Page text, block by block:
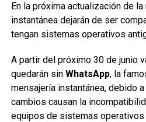
En la próxima actualización de
instantánea dejarán de ser
tengan sistemas operativos
A partir del próximo 30 de junio
quedarán sin WhatsApp, la
mensajería instantánea, debido
cambios causan la
equipos de sistemas